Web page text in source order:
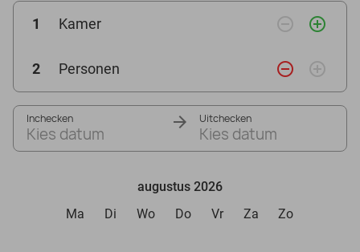
1 Kamer remove_circle_outline add_circle_outline
2 Personen remove_circle_outline add_circle_outline
Inchecken
Kies datum
Uitchecken
Kies datum
augustus 2026
Ma
Di Wo Do Vr Za Zo